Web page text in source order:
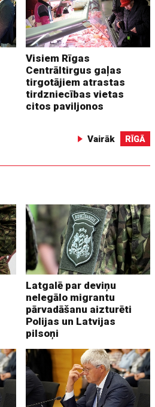
Visiem Rīgas
Centrāltirgus gaļas
tirgotājiem atrastas
tirdzniecības vietas
citos paviljonos
Vairāk RĪGĀ
Latgalē par deviņu
nelegālo migrantu
pārvadāšanu aizturēti
Polijas un Latvijas
pilsoņi